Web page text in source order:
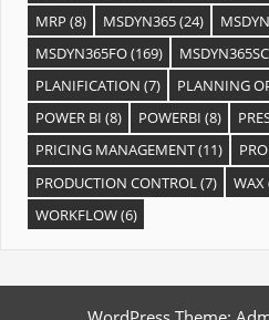
MRP (8) MSDYN365(24)
MSDYN365FO(169)
PLANIFICATION (7) PLANNING
POWER BI (8) POWERBI (8)
PRICING MANAGEMENT(11)
PRODUCTION CONTROL(7) WAX
WORKFLOW(6)